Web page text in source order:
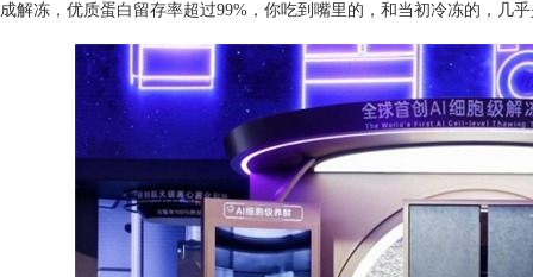
成解冻，优质蛋白留存率超过99%，你吃到嘴里的，和当初冷冻的，几